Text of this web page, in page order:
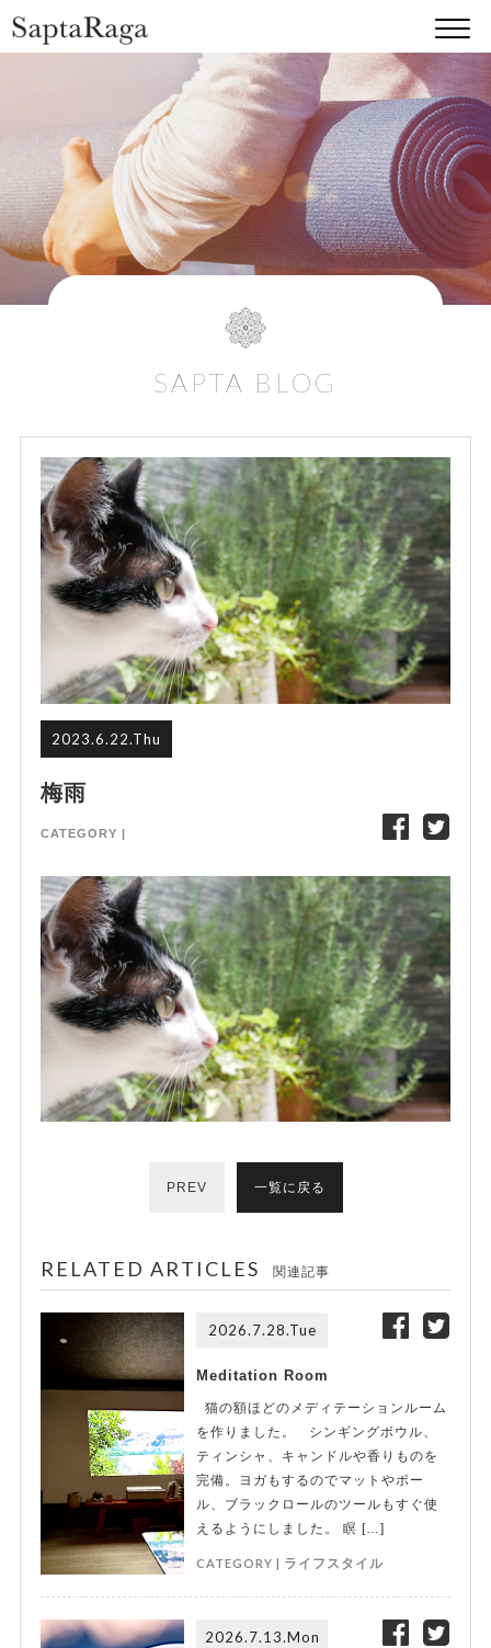
SAPTA BLOG
2023.6.22.Thu
梅雨
CATEGORY |
PREV 一覧に戻る
RELATED ARTICLES 関連記事
2026.7.28.Tue
Meditation Room
猫の額ほどのメディテーションルーム
を作りました。 シンギングボウル、
ティンシャ、キャンドルや香りものを
完備。ヨガもするのでマットやポー
ル、ブラックロールのツールもすぐ使
えるようにしました。 瞑 […]
CATEGORY | ライフスタイル
2026.7.13.Mon